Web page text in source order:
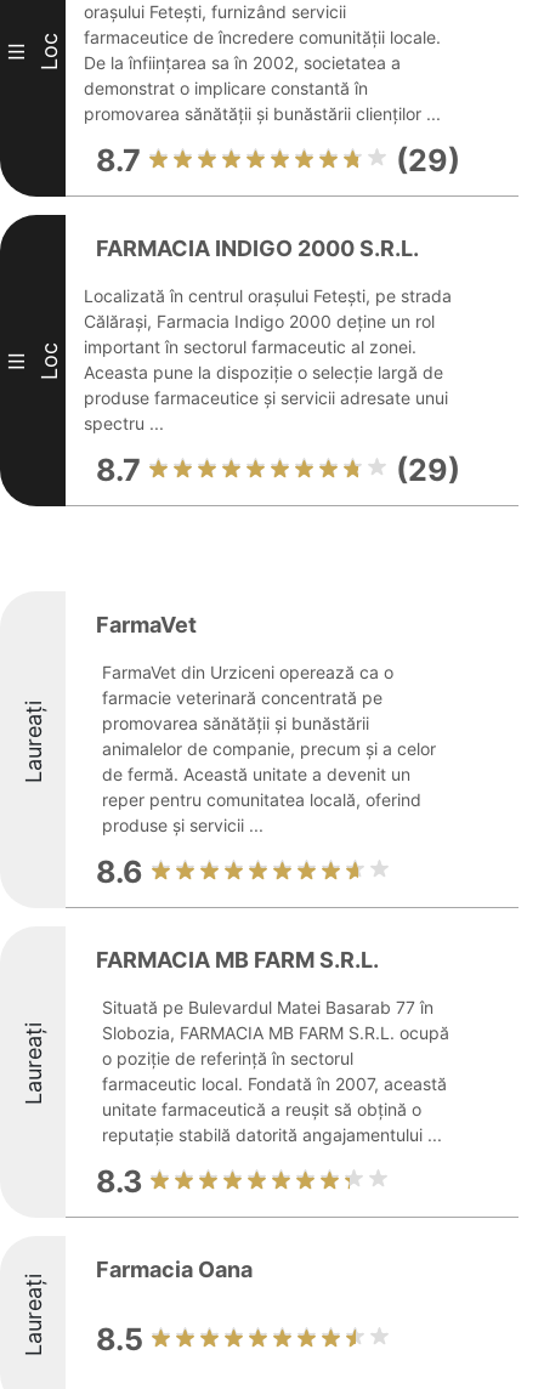
III Loc
orașului Fetești, furnizând servicii
farmaceutice de încredere comunității locale.
De la înființarea sa în 2002, societatea a
demonstrat o implicare constantă în
promovarea sănătății și bunăstării clienților ...
8.7 (29)
III Loc
FARMACIA INDIGO 2000 S.R.L.
Localizată în centrul orașului Fetești, pe strada
Călărași, Farmacia Indigo 2000 deține un rol
important în sectorul farmaceutic al zonei.
Aceasta pune la dispoziție o selecție largă de
produse farmaceutice și servicii adresate unui
spectru ...
8.7 (29)
Laureați
FarmaVet
FarmaVet din Urziceni operează ca o
farmacie veterinară concentrată pe
promovarea sănătății și bunăstării
animalelor de companie, precum și a celor
de fermă. Această unitate a devenit un
reper pentru comunitatea locală, oferind
produse și servicii ...
8.6
Laureați
FARMACIA MB FARM S.R.L.
Situată pe Bulevardul Matei Basarab 77 în
Slobozia, FARMACIA MB FARM S.R.L. ocupă
o poziție de referință în sectorul
farmaceutic local. Fondată în 2007, această
unitate farmaceutică a reușit să obțină o
reputație stabilă datorită angajamentului ...
8.3
Laureați
Farmacia Oana
8.5